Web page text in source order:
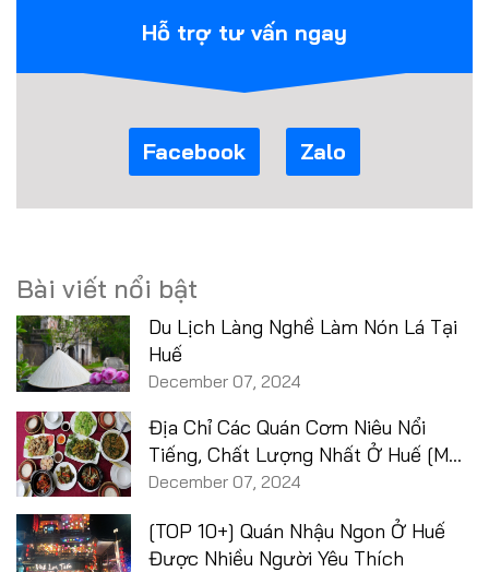
Hỗ trợ tư vấn ngay
Facebook Zalo
Bài viết nổi bật
Du Lịch Làng Nghề Làm Nón Lá Tại
Huế
December 07, 2024
Địa Chỉ Các Quán Cơm Niêu Nổi
Tiếng, Chất Lượng Nhất Ở Huế [MỚI
2025]
December 07, 2024
[TOP 10+] Quán Nhậu Ngon Ở Huế
Được Nhiều Người Yêu Thích